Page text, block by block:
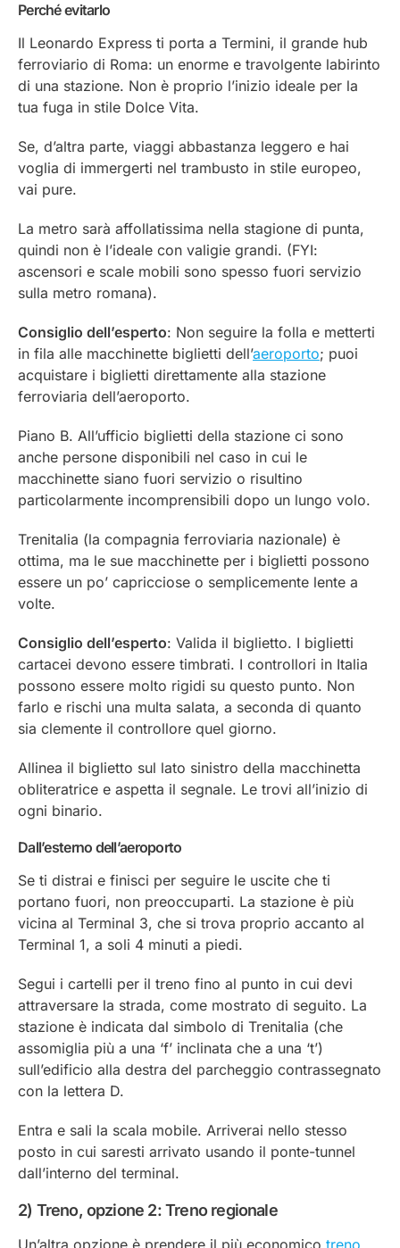
Perché evitarlo
Il Leonardo Express ti porta a Termini, il grande hub
ferroviario di Roma: un enorme e travolgente labirinto
di una stazione. Non è proprio l’inizio ideale per la
tua fuga in stile Dolce Vita.
Se, d’altra parte, viaggi abbastanza leggero e hai
voglia di immergerti nel trambusto in stile europeo,
vai pure.
La metro sarà affollatissima nella stagione di punta,
quindi non è l’ideale con valigie grandi. (FYI:
ascensori e scale mobili sono spesso fuori servizio
sulla metro romana).
Consiglio dell’esperto: Non seguire la folla e metterti
in fila alle macchinette biglietti dell’aeroporto; puoi
acquistare i biglietti direttamente alla stazione
ferroviaria dell’aeroporto.
Piano B. All’ufficio biglietti della stazione ci sono
anche persone disponibili nel caso in cui le
macchinette siano fuori servizio o risultino
particolarmente incomprensibili dopo un lungo volo.
Trenitalia (la compagnia ferroviaria nazionale) è
ottima, ma le sue macchinette per i biglietti possono
essere un po’ capricciose o semplicemente lente a
volte.
Consiglio dell’esperto: Valida il biglietto. I biglietti
cartacei devono essere timbrati. I controllori in Italia
possono essere molto rigidi su questo punto. Non
farlo e rischi una multa salata, a seconda di quanto
sia clemente il controllore quel giorno.
Allinea il biglietto sul lato sinistro della macchinetta
obliteratrice e aspetta il segnale. Le trovi all’inizio di
ogni binario.
Dall’esterno dell’aeroporto
Se ti distrai e finisci per seguire le uscite che ti
portano fuori, non preoccuparti. La stazione è più
vicina al Terminal 3, che si trova proprio accanto al
Terminal 1, a soli 4 minuti a piedi.
Segui i cartelli per il treno fino al punto in cui devi
attraversare la strada, come mostrato di seguito. La
stazione è indicata dal simbolo di Trenitalia (che
assomiglia più a una ‘f’ inclinata che a una ‘t’)
sull’edificio alla destra del parcheggio contrassegnato
con la lettera D.
Entra e sali la scala mobile. Arriverai nello stesso
posto in cui saresti arrivato usando il ponte-tunnel
dall’interno del terminal.
2) Treno, opzione 2: Treno regionale
Un’altra opzione è prendere il più economico treno